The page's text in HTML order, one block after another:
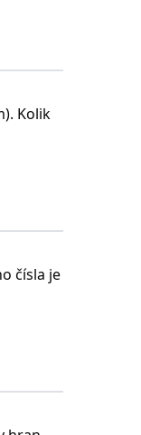
Kolik
čísla je